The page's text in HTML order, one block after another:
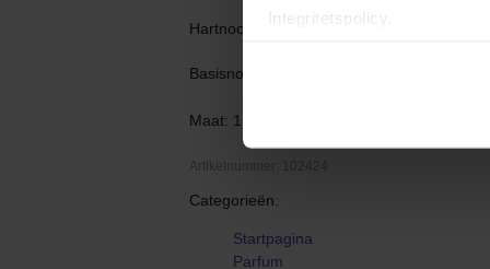
Integritetspolicy.
Hartnoot: Cistus
Basisnoot: Patchoul
Maat: 150 ml
Artikelnummer: 102424
Categorieën:
Startpagina
Parfum